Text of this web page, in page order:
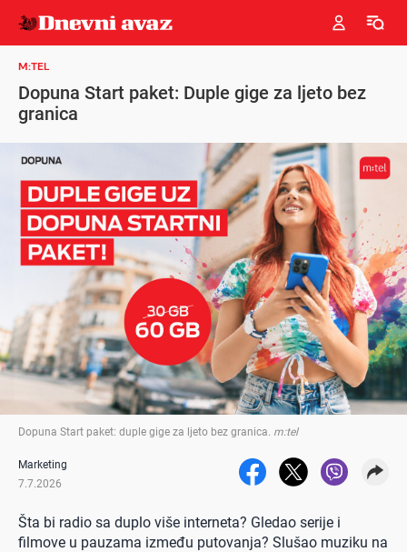
M:TEL
Dopuna Start paket: Duple gige za ljeto bez
granica
Dopuna Start paket: duple gige za ljeto bez granica m:tel
Marketing
7.7.2026
Šta bi radio sa duplo više interneta? Gledao serije i
filmove u pauzama između putovanja? Slušao muziku na